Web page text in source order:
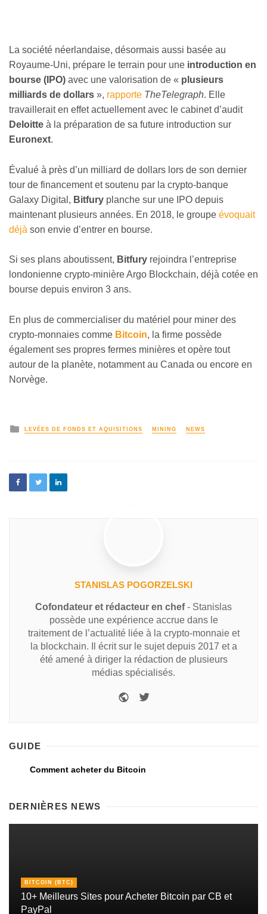
La société néerlandaise, désormais aussi basée au
Royaume-Uni, prépare le terrain pour une introduction en
bourse (IPO) avec une valorisation de « plusieurs
milliards de dollars », rapporte TheTelegraph. Elle
travaillerait en effet actuellement avec le cabinet d’audit
Deloitte à la préparation de sa future introduction sur
Euronext.
Évalué à près d’un milliard de dollars lors de son dernier
tour de financement et soutenu par la crypto-banque
Galaxy Digital, Bitfury planche sur une IPO depuis
maintenant plusieurs années. En 2018, le groupe évoquait
déjà son envie d’entrer en bourse.
Si ses plans aboutissent, Bitfury rejoindra l’entreprise
londonienne crypto-minière Argo Blockchain, déjà cotée en
bourse depuis environ 3 ans.
En plus de commercialiser du matériel pour miner des
crypto-monnaies comme Bitcoin, la firme possède
également ses propres fermes minières et opère tout
autour de la planète, notamment au Canada ou encore en
Norvège.
LEVÉES DE FONDS ET AQUISITIONS MINING NEWS
STANISLAS POGORZELSKI
Cofondateur et rédacteur en chef- Stanislas
possède une expérience accrue dans le
traitement de l’actualité liée à la crypto-monnaie et
la blockchain. Il écrit sur le sujet depuis 2017 et a
été amené à diriger la rédaction de plusieurs
médias spécialisés.
GUIDE
Comment acheter du Bitcoin
DERNIÈRES NEWS
BITCOIN (BTC)
10+ Meilleurs Sites pour Acheter Bitcoin par CB et
PayPal